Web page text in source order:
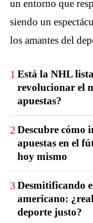
un entorno que
siendo un
los amantes del
1 Está la NHL
revolucionar el
apuestas?
2 Descubre cómo
apuestas en el
hoy mismo
3 Desmitificando
americano:
deporte justo?